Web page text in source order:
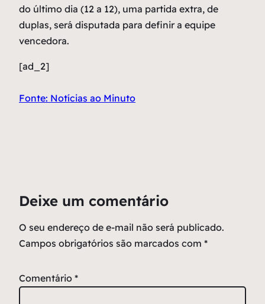
do último dia (12 a 12), uma partida extra, de
duplas, será disputada para definir a equipe
vencedora.
[ad_2]
Fonte: Notícias ao Minuto
Deixe um comentário
O seu endereço de e-mail não será publicado.
Campos obrigatórios são marcados com *
Comentário *